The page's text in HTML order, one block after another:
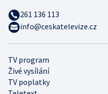
TV program
Živé vysílání
TV poplatky
261 136 113
info@ceskatelevize.cz